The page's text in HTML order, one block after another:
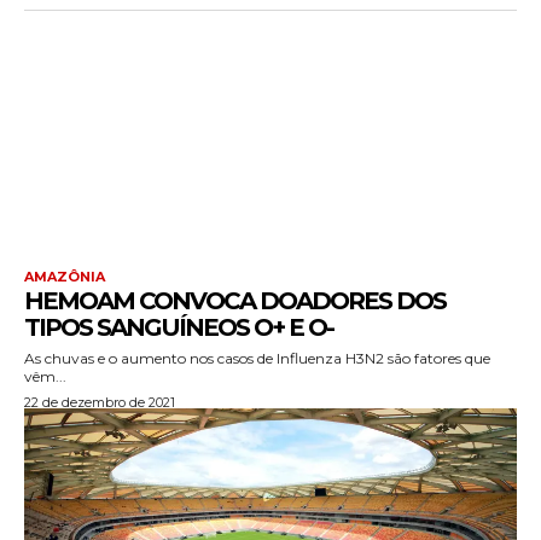
AMAZÔNIA
HEMOAM CONVOCA DOADORES DOS
TIPOS SANGUÍNEOS O+ E O-
As chuvas e o aumento nos casos de Influenza H3N2 são fatores que
vêm...
22 de dezembro de 2021